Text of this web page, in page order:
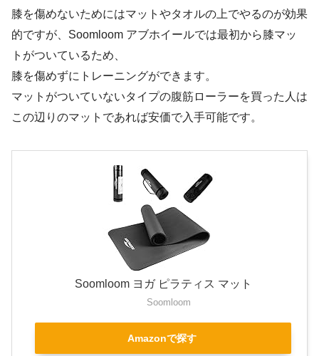
膝を傷めないためにはマットやタオルの上でやるのが効果
的ですが、Soomloom アブホイールでは最初から膝マッ
トがついているため、
膝を傷めずにトレーニングができます。
マットがついていないタイプの腹筋ローラーを買った人は
この辺りのマットであれば安価で入手可能です。
Soomloom ヨガ ピラティス マット
Soomloom
Amazonで探す